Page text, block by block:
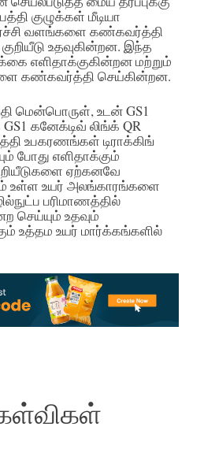
குழுக்கள் மீடியா
வளங்களை கண்கவர்த்தி
உதவுகின்றன. இந்த
எளிதாக்குகின்றன மற்றும்
கண்கவர்த்தி செய்கின்றன.
மென்பொருள், உடன் GS1
கனேக்டிவ் லிங்க் QR
உபகரணங்கள் டிராக்கிங்
போது எளிதாக்கும்
ஏற்கனவே
உள்ள உயர் அலங்காரங்களை
பரிமாணத்தில்
செய்யும் உதவும்
உத்தம உயர் மார்க்கங்களில்